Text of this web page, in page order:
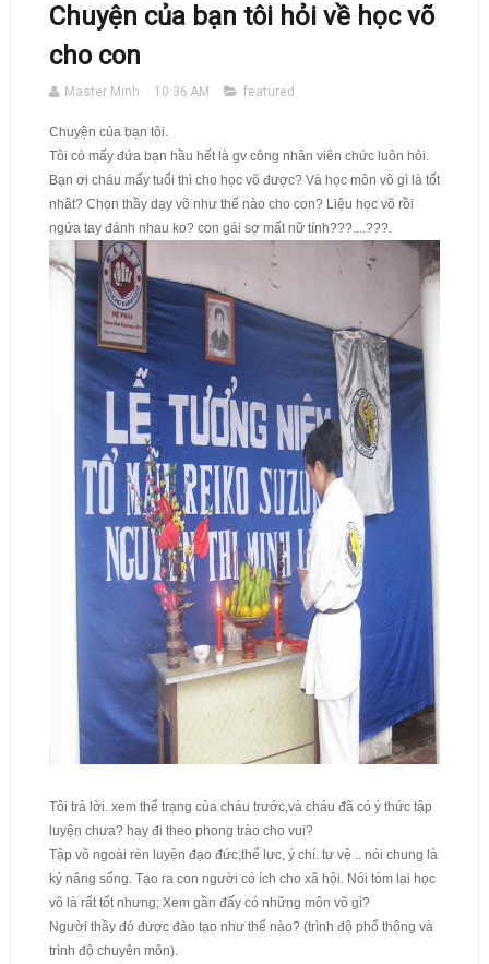
Chuyện của bạn tôi hỏi về học võ
cho con
Master Minh 10:36 AM featured
Chuyện của bạn tôi.
Tôi có mấy đứa bạn hầu hết là gv công nhân viên chức luôn hỏi.
Bạn ơi cháu mấy tuổi thì cho học võ được? Và học môn võ gì là tốt
nhât? Chọn thầy dạy võ như thế nào cho con? Liệu học võ rồi
ngứa tay đánh nhau ko? con gái sợ mất nữ tính???....???.
Tôi trả lời. xem thể trạng của cháu trước,và cháu đã có ý thức tập
luyện chưa? hay đi theo phong trào cho vui?
Tập võ ngoài rèn luyện đạo đức,thể lực, ý chí. tự vệ .. nói chung là
kỷ năng sống. Tạo ra con người có ích cho xã hội. Nói tóm lại học
võ là rất tốt nhưng; Xem gần đấy có những môn võ gì?
Người thầy đó được đào tạo như thế nào? (trình độ phổ thông và
trình độ chuyên môn).